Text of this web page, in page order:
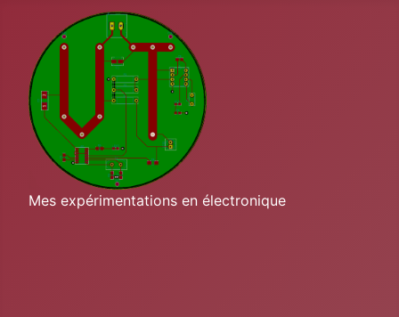
Mes expérimentations en électronique